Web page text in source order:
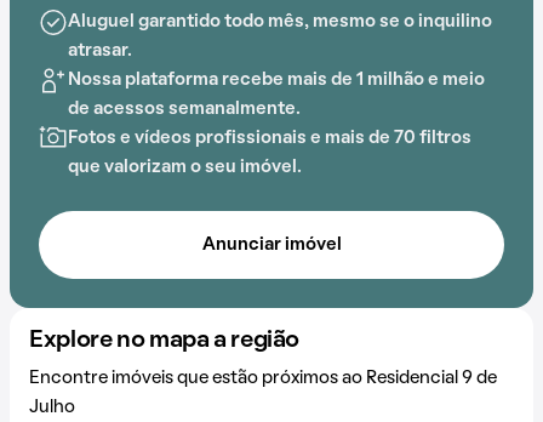
A proximidade com Morro do Marapé, EE Professor
Primo Ferreira, UME Professora Emília Maria Reis, EE
Azevedo Júnior e Estádio Urbano Caldeira acrescenta
praticidade e comodidade na rotina dos que residem
no local.
Aluguel garantido todo mês, mesmo se o inquilino
atrasar.
Nossa plataforma recebe mais de 1 milhão e meio
de acessos semanalmente.
Fotos e vídeos profissionais e mais de 70 filtros
que valorizam o seu imóvel.
Anunciar imóvel
Explore no mapa a região
Encontre imóveis que estão próximos ao Residencial 9 de
Julho